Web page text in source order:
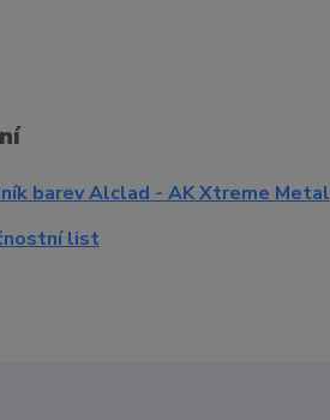
barev Alclad - AK Xtreme Metal
list